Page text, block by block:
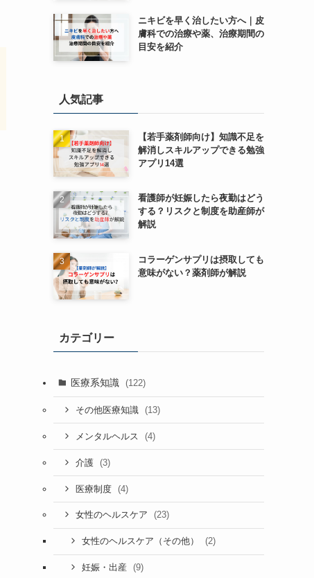
ニキビを早く治したい方へ｜皮
膚科での治療や薬、治療期間の
目安を紹介
人気記事
【若手薬剤師向け】知識不足を
解消しスキルアップできる勉強
アプリ14選
看護師が妊娠したら夜勤はどう
する？リスクと制度を助産師が
解説
コラーゲンサプリは摂取しても
意味がない？薬剤師が解説
カテゴリー
医療系知識 (122)
その他医療知識 (13)
メンタルヘルス (4)
介護 (3)
医療制度 (4)
女性のヘルスケア (23)
女性のヘルスケア（その他） (2)
妊娠・出産 (9)